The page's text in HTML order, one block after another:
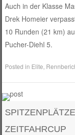
Auch in der Klasse
Drek Homeier
10 Runden (21 km)
Pucher-Diehl 5.
Posted in Elite
ZEITFAHRCUP